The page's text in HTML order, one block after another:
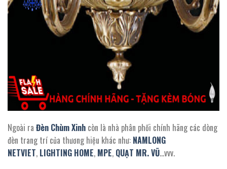
Ngoài ra Đèn Chùm Xinh còn là nhà phân phối chính hãng các dòng
đèn trang trí của thương hiệu khác như: NAMLONG
NETVIET, LIGHTING HOME, MPE, QUẠT MR. VŨ…vvv.